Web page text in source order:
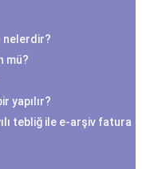
nelerdir?
mü?
yapılır?
tebliğ ile e-arşiv fatura